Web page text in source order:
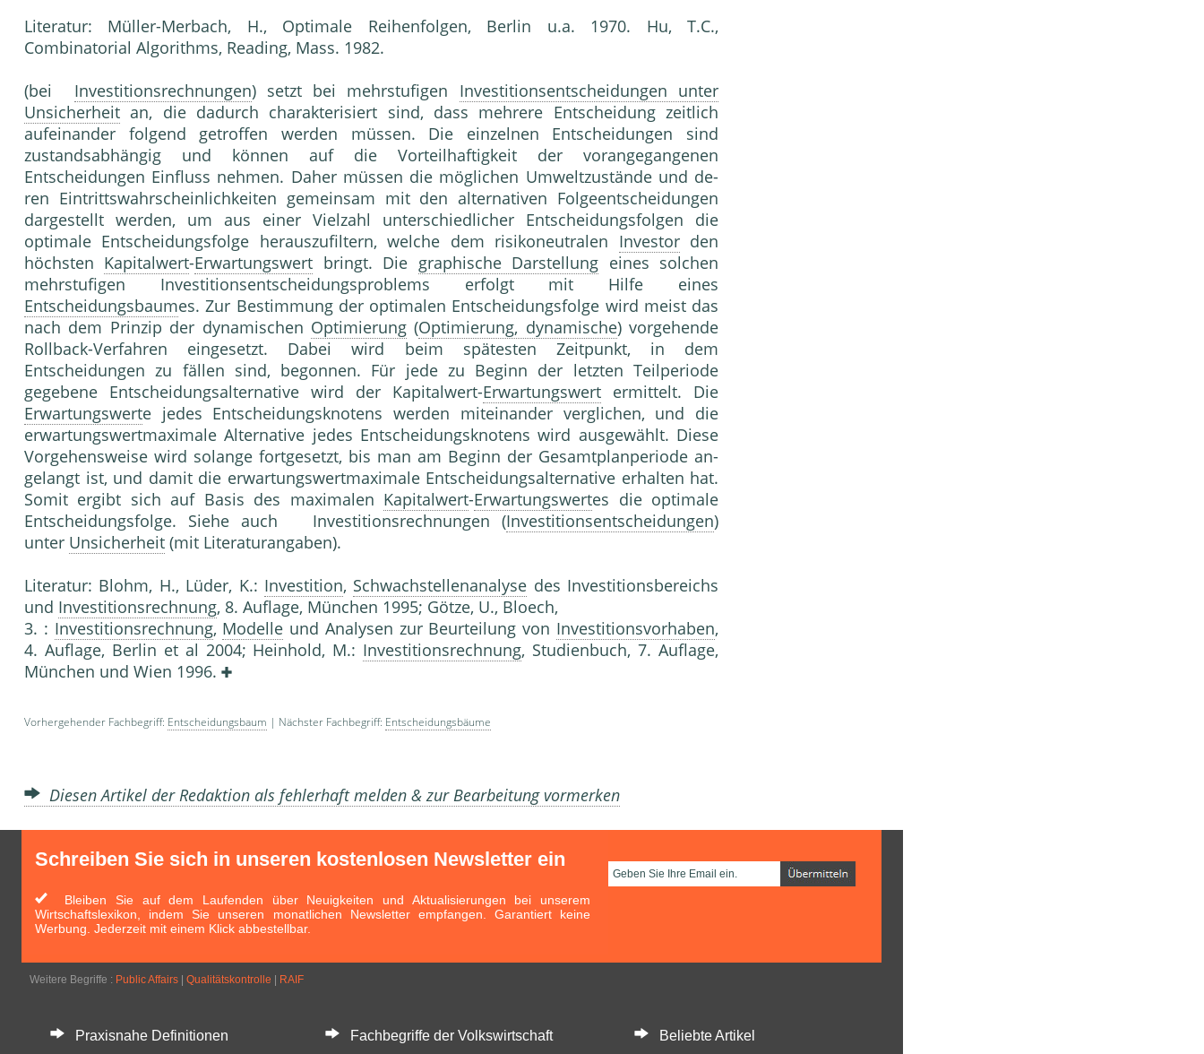
Literatur: Müller-Merbach, H., Optimale Reihenfolgen, Berlin u.a. 1970. Hu, T.C.,
Combinatorial Algorithms, Reading, Mass. 1982.
(bei Investitionsrechnungen) setzt bei mehrstufigen Investitionsentscheidungen unter
Unsicherheit an, die dadurch charakterisiert sind, dass mehrere Entscheidung zeitlich
aufeinander folgend getroffen werden müssen. Die einzelnen Entscheidungen sind
zustandsabhängig und können auf die Vorteilhaftigkeit der voran­gegangenen
Entscheidungen Einfluss nehmen. Daher müssen die möglichen Umweltzustände und de­
ren Eintrittswahrscheinlichkeiten gemeinsam mit den alternativen Folgeentscheidungen
dargestellt werden, um aus einer Vielzahl unterschiedlicher Entscheidungsfolgen die
optimale Entscheidungsfolge herauszufiltern, welche dem risikoneutralen Investorden
höchsten Kapitalwert-Erwartungswert bringt. Die graphische Darstellung eines solchen
mehrstufigen Investitionsentscheidungsproblems erfolgt mit Hilfe eines
Entscheidungsbaumes. Zur Bestimmung der optimalen Entscheidungsfolge wird meist das
nach dem Prinzip der dynamischen Optimierung(Optimierung, dynamische) vorgehende
Rollback-Verfahren eingesetzt. Dabei wird beim spätesten Zeitpunkt, in dem
Entscheidungen zu fällen sind, be­gonnen. Für jede zu Beginn der letzten Teilperiode
gegebene Entscheidungsalternative wird der Kapi­talwert-Erwartungswert ermittelt. Die
Erwartungswerte jedes Entscheidungsknotens werden miteinan­der verglichen, und die
erwartungswertmaximale Alternative jedes Entscheidungsknotens wird ausge­wählt. Diese
Vorgehensweise wird solange fortgesetzt, bis man am Beginn der Gesamtplanperiode an­
gelangt ist, und damit die erwartungswertmaximale Entscheidungsalternative erhalten hat.
Somit ergibt sich auf Basis des maximalen Kapitalwert-Erwartungswertes die optimale
Entscheidungsfolge. Siehe auch Investitionsrechnungen (Investitionsentscheidungen)
unter Unsicherheit (mit Literatur­angaben).
Literatur: Blohm, H., Lüder, K.: Investition, Schwachstellenanalyse des Investitionsbereichs
und Investitionsrechnung, 8. Auflage, München 1995; Götze, U., Bloech,
3. : Investitionsrechnung, Modelle und Analysen zur Beurteilung von Investitionsvorhaben,
4. Auflage, Berlin et al 2004; Heinhold, M.: Investitionsrechnung, Studienbuch, 7. Auflage,
München und Wien 1996.
Vorhergehender Fachbegriff: Entscheidungsbaum | Nächster Fachbegriff: Entscheidungsbäume
Diesen Artikel der Redaktion als fehlerhaft melden & zur Bearbeitung vormerken
Schreiben Sie sich in unseren kostenlosen Newsletter ein
Bleiben Sie auf dem Laufenden über Neuigkeiten und Aktualisierungen bei unserem
Wirtschaftslexikon, indem Sie unseren monatlichen Newsletter empfangen. Garantiert keine
Werbung. Jederzeit mit einem Klick abbestellbar.
Weitere Begriffe : Public Affairs Qualitätskontrolle RAIF
Praxisnahe Definitionen Fachbegriffe der Volkswirtschaft Beliebte Artikel